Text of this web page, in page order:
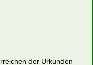
der Urkunden